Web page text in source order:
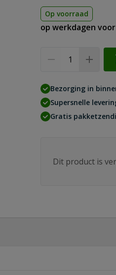
Op voorraad
op werkdagen
Bezorging in
Supersnelle
Gratis
Dit product is